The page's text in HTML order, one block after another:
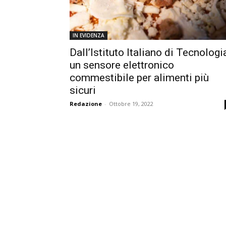
IN EVIDENZA
Dall’Istituto Italiano di
un sensore elettronico
commestibile per alimenti più
sicuri
Redazione - Ottobre 19, 2022